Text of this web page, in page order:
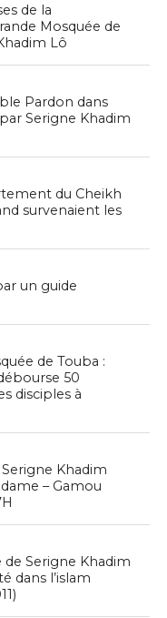
de la
Mosquée de
Lô
Pardon dans
Serigne Khadim
du Cheikh
survenaient les
un guide
de Touba :
50
disciples à
Khadim
– Gamou
de Serigne Khadim
dans l’islam